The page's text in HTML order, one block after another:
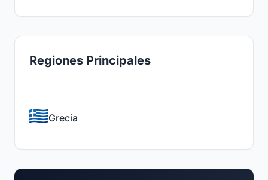
Regiones Principales
Grecia